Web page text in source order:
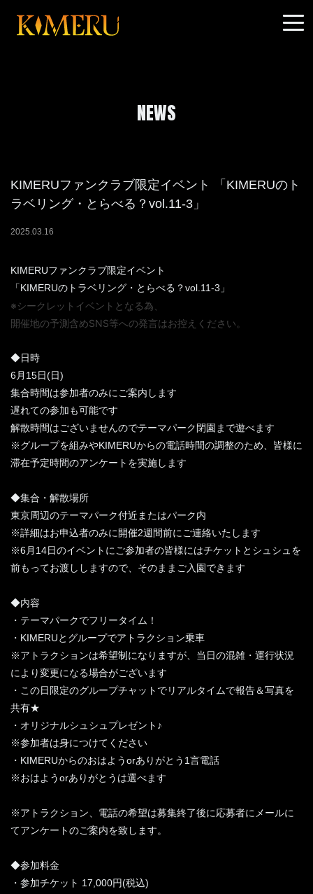
NEWS
KIMERUファンクラブ限定イベント 「KIMERUのト
ラベリング・とらべる？vol.11-3」
2025.03.16
KIMERUファンクラブ限定イベント
「KIMERUのトラベリング・とらべる？vol.11-3」
※シークレットイベントとなる為、
開催地の予測含めSNS等への発言はお控えください。
◆日時
6月15日(日)
集合時間は参加者のみにご案内します
遅れての参加も可能です
解散時間はございませんのでテーマパーク閉園まで遊べます
※グループを組みやKIMERUからの電話時間の調整のため、皆様に
滞在予定時間のアンケートを実施します
◆集合・解散場所
東京周辺のテーマパーク付近またはパーク内
※詳細はお申込者のみに開催2週間前にご連絡いたします
※6月14日のイベントにご参加者の皆様にはチケットとシュシュを
前もってお渡ししますので、そのままご入園できます
◆内容
・テーマパークでフリータイム！
・KIMERUとグループでアトラクション乗車
※アトラクションは希望制になりますが、当日の混雑・運行状況
により変更になる場合がございます
・この日限定のグループチャットでリアルタイムで報告＆写真を
共有★
・オリジナルシュシュプレゼント♪
※参加者は身につけてください
・KIMERUからのおはようorありがとう1言電話
※おはようorありがとうは選べます
※アトラクション、電話の希望は募集終了後に応募者にメールに
てアンケートのご案内を致します。
◆参加料金
・参加チケット 17,000円(税込)